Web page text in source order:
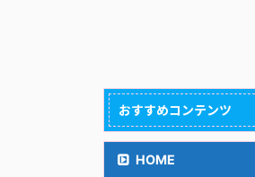
おすすめコンテンツ
HOME